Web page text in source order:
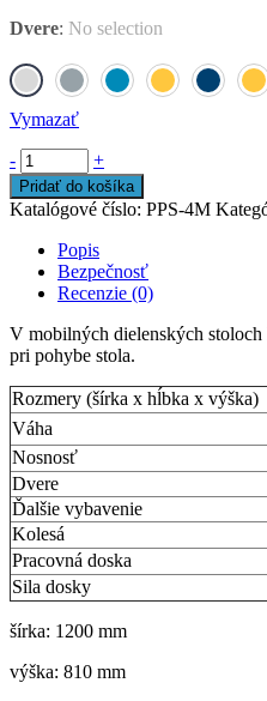
Dvere: No selection
Vymazať
-
+
Pridať do košíka
Katalógové číslo: PPS-4M
Popis
Bezpečnosť
Recenzie (0)
V mobilných dielenských
pri pohybe stola.
Rozmery (šírka x hĺbka x výška)
Váha
Nosnosť
Dvere
Ďalšie vybavenie
Kolesá
Pracovná doska
Sila dosky
šírka: 1200 mm
výška: 810 mm